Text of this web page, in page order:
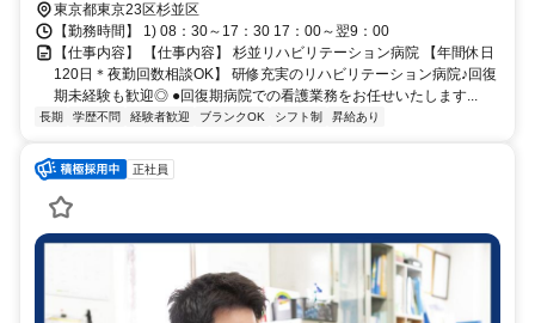
東京都東京23区杉並区
【勤務時間】 1) 08：30～17：30 17：00～翌9：00
【仕事内容】 【仕事内容】 杉並リハビリテーション病院 【年間休日
120日＊夜勤回数相談OK】 研修充実のリハビリテーション病院♪回復
期未経験も歓迎◎ ●回復期病院での看護業務をお任せいたします...
長期 学歴不問 経験者歓迎 ブランクOK シフト制 昇給あり
正社員